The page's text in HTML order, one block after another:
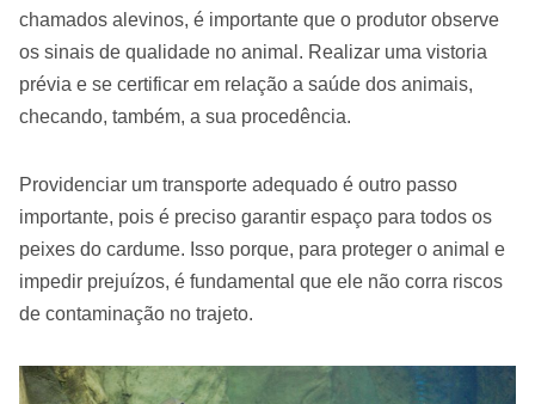
chamados alevinos, é importante que o produtor observe
os sinais de qualidade no animal. Realizar uma vistoria
prévia e se certificar em relação a saúde dos animais,
checando, também, a sua procedência.
Providenciar um transporte adequado é outro passo
importante, pois é preciso garantir espaço para todos os
peixes do cardume. Isso porque, para proteger o animal e
impedir prejuízos, é fundamental que ele não corra riscos
de contaminação no trajeto.